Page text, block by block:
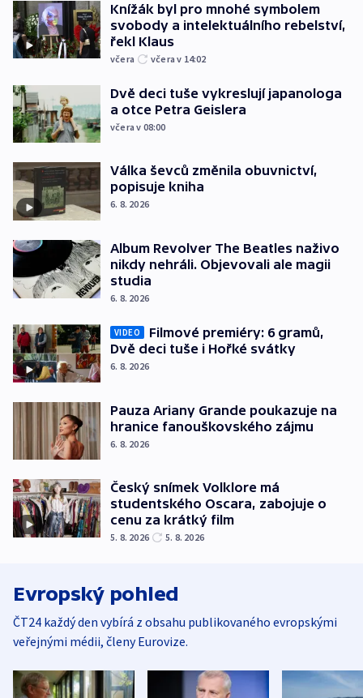
Knížák byl pro mnohé symbolem
svobody a intelektuálního rebelství,
řekl Klaus
včera včera v 14:02
Dvě deci tuše vykreslují japanologa
a otce Petra Geislera
včera v 08:00
Válka ševců změnila obuvnictví,
popisuje kniha
6. 8. 2026
Album Revolver The Beatles naživo
nikdy nehráli. Objevovali ale magii
studia
6. 8. 2026
VIDEO
Filmové premiéry: 6 gramů,
Dvě deci tuše i Hořké svátky
6. 8. 2026
Pauza Ariany Grande poukazuje na
hranice fanouškovského zájmu
6. 8. 2026
Český snímek Volklore má
studentského Oscara, zabojuje o
cenu za krátký film
5. 8. 2026 5. 8. 2026
Evropský pohled
ČT24 každý den vybírá z obsahu publikovaného evropskými
veřejnými médii, členy Eurovize.